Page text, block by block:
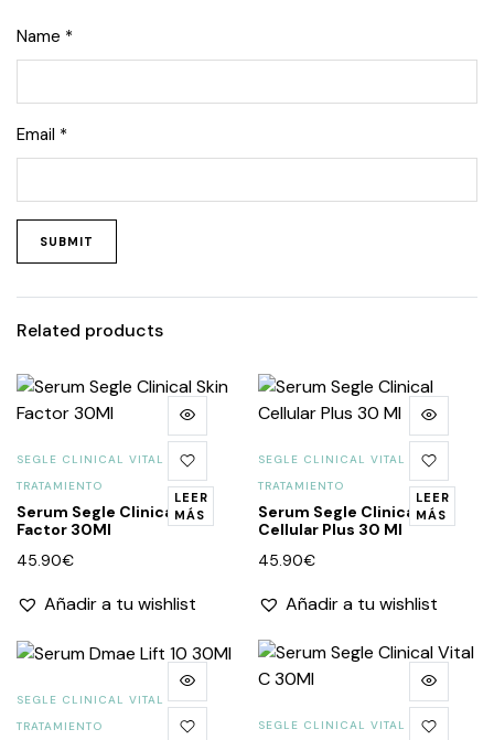
Name *
Email *
Related products
LEER
MÁS
SEGLE CLINICAL VITAL
TRATAMIENTO
Serum Segle Clinical Skin
Factor 30Ml
45.90€
Añadir a tu wishlist
LEER
MÁS
SEGLE CLINICAL VITAL
TRATAMIENTO
Serum Segle Clinical
Cellular Plus 30 Ml
45.90€
Añadir a tu wishlist
SEGLE CLINICAL VITAL
TRATAMIENTO
SEGLE CLINICAL VITAL